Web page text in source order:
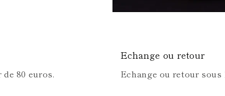
80 euros.
Echange ou retour
Echange ou retour